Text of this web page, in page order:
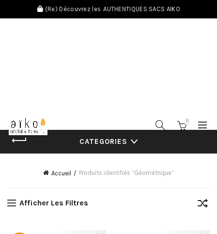
(Re) Découvrez les AUTHENTIQUES SACS AIKO
0
CATEGORIES
Accueil Produits identifiés “Géométrique”
Afficher Les Filtres